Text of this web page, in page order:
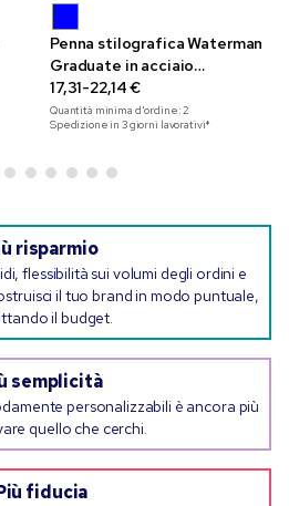
Penna stilografica Waterman
Graduate in acciaio
inossidabile con incisione
17,31-22,14 €
Quantità minima d'ordine:2
Spedizione in 3 giorni lavorativi*
risparmio
flessibilità sui volumi degli ordini e
il tuo brand in modo puntuale,
il budget.
semplicità
personalizzabili è ancora più
quello che cerchi.
fiducia